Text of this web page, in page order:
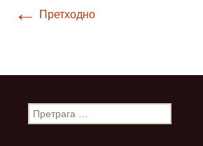
← Претходно
П
р